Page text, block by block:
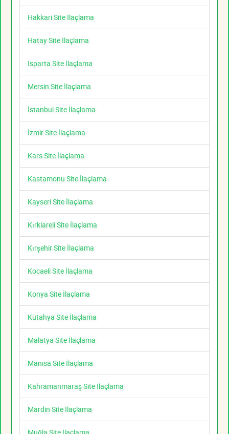
Hakkari Site İlaçlama
Hatay Site İlaçlama
Isparta Site İlaçlama
Mersin Site İlaçlama
İstanbul Site İlaçlama
İzmir Site İlaçlama
Kars Site İlaçlama
Kastamonu Site İlaçlama
Kayseri Site İlaçlama
Kırklareli Site İlaçlama
Kırşehir Site İlaçlama
Kocaeli Site İlaçlama
Konya Site İlaçlama
Kütahya Site İlaçlama
Malatya Site İlaçlama
Manisa Site İlaçlama
Kahramanmaraş Site İlaçlama
Mardin Site İlaçlama